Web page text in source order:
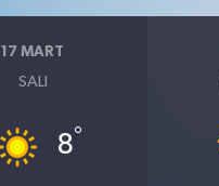
17 MART
SALI
8°